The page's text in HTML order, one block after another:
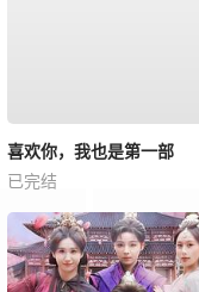
喜欢你，我也是第一部
已完结